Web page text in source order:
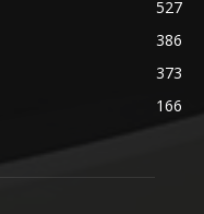
527
386
373
166